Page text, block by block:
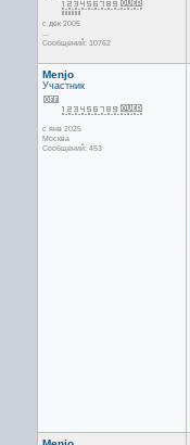
с дек 2005
...
Сообщений: 10762
Menjo
Участник
с янв 2025
Москва
Сообщений: 453